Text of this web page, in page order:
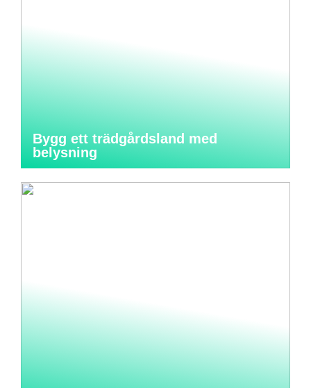
Bygg ett trädgårdsland med
belysning